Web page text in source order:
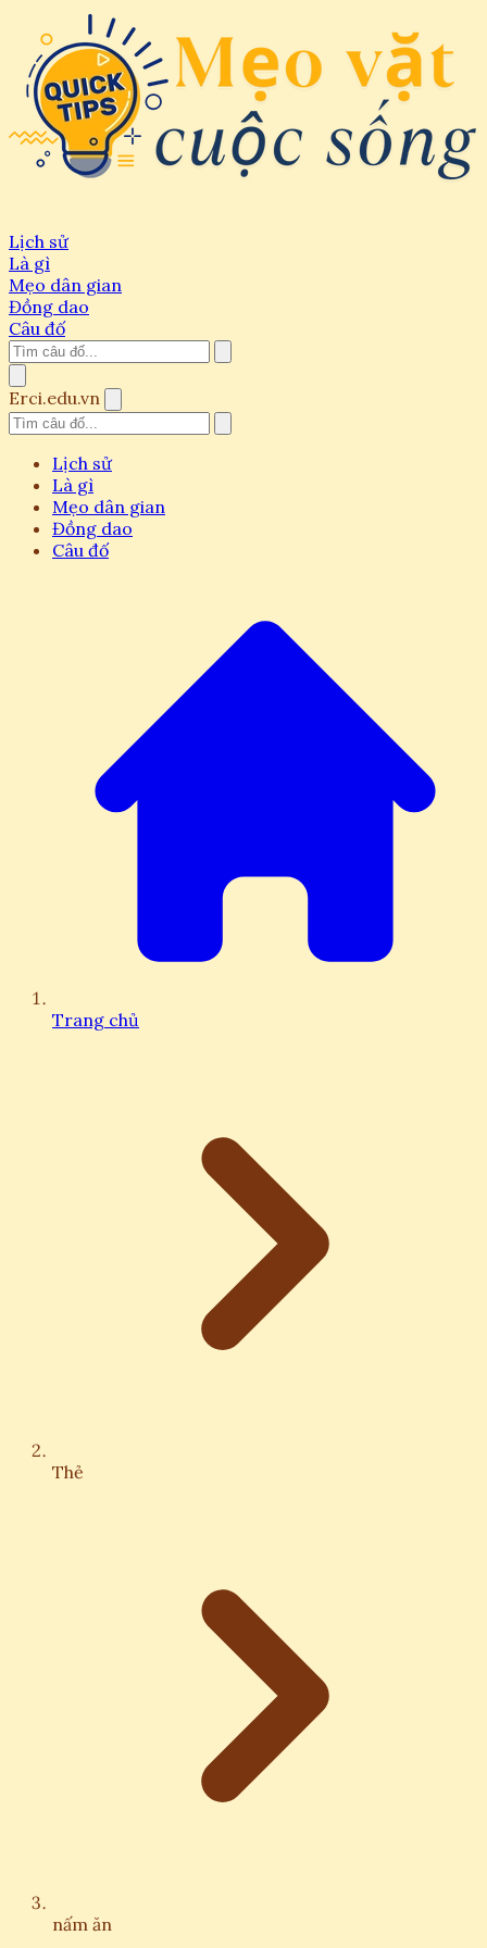
Lịch sử
Là gì
Mẹo dân gian
Đồng dao
Câu đố
Erci.edu.vn
Lịch sử
Là gì
Mẹo dân gian
Đồng dao
Câu đố
Trang chủ
Thẻ
nấm ăn